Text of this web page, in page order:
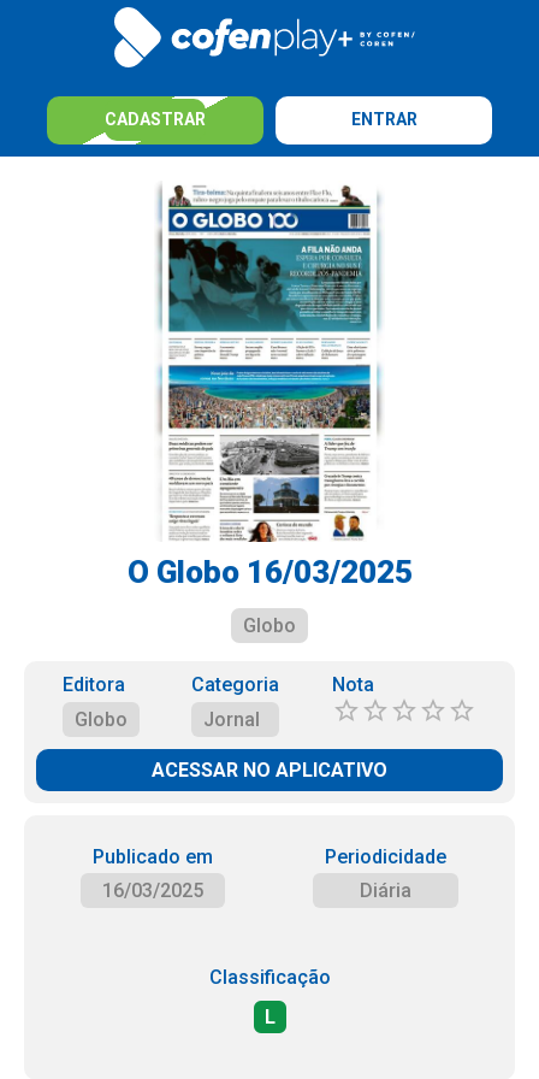
CADASTRAR ENTRAR
O Globo 16/03/2025
Globo
Editora
Globo
Categoria
Jornal
Nota
ACESSAR NO APLICATIVO
Publicado em
16/03/2025
Periodicidade
Diária
Classificação
L